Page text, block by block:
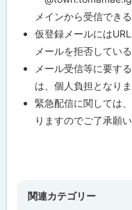
メインから受信でき
仮登録メールには
メールを拒否してい
メール受信等に要す
は、個人負担となり
緊急配信に関しては
りますのでご了承願い
関連カテゴリー